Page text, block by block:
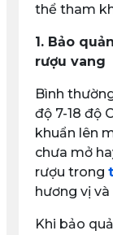
thể tham
1. Bảo
rượu vang
Bình
độ 7-18 độ
khuẩn lên
chưa mở
rượu trong
hương vị
Khi bảo